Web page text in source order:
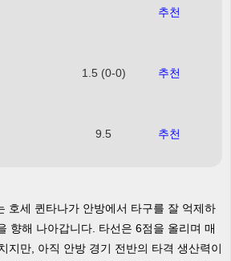
추천
1.5 (0-0) 추천
9.5 추천
호세 퀸타나가 안방에서 타구를 잘 억제하
향해 나아갑니다. 타선은 6점을 올리며 매
지만, 아직 안방 경기 전반의 타격 생산력이